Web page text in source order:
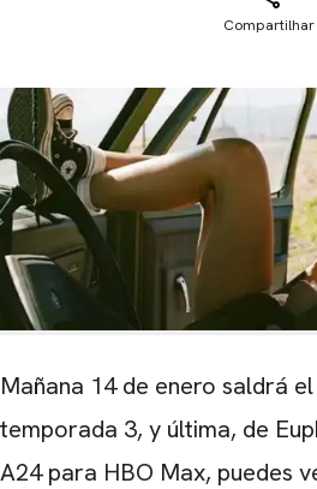
Compartilhar
Mañana 14 de enero saldrá
temporada 3, y última, de
A24 para HBO Max, puedes